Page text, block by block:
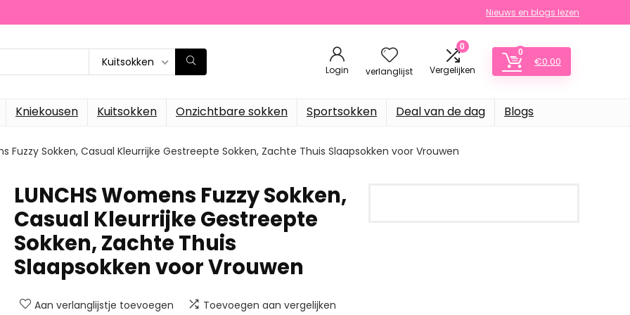
Nieuws en blogs lezen
Kuitsokken
Login verlanglijst
0
Vergelijken
0
€0.00
Kniekousen Kuitsokken Onzichtbare sokken Sportsokken Deal van de dag Blogs
Fuzzy Sokken, Casual Kleurrijke Gestreepte Sokken, Zachte Thuis Slaapsokken voor Vrouwen
LUNCHS Womens Fuzzy Sokken,
Casual Kleurrijke Gestreepte
Sokken, Zachte Thuis
Slaapsokken voor Vrouwen
Aan verlanglijstje toevoegen Toevoegen aan vergelijken